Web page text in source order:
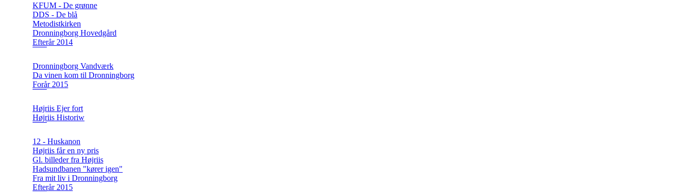
KFUM - De grønne
DDS - De blå
Metodistkirken
Dronningborg Hovedgård
Efterår 2014
Dronningborg Vandværk
Da vinen kom til Dronningborg
Forår 2015
Højriis Ejer fort
Højriis Historiw
12 - Huskanon
Højriis får en ny pris
Gl. billeder fra Højriis
Hadsundbanen "kører igen"
Fra mit liv i Dronningborg
Efterår 2015